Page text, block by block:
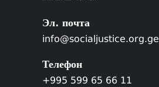
Эл. почта
info@socialjustice.org.ge
Телефон
+995 599 65 66 11